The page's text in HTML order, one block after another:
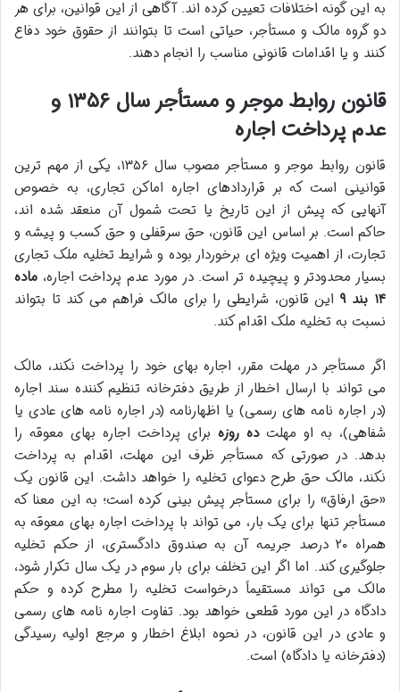
به این گونه اختلافات تعیین کرده اند. آگاهی از این قوانین، برای هر
دو گروه مالک و مستأجر، حیاتی است تا بتوانند از حقوق خود دفاع
کنند و یا اقدامات قانونی مناسب را انجام دهند.
قانون روابط موجر و مستأجر سال ۱۳۵۶ و
عدم پرداخت اجاره
قانون روابط موجر و مستأجر مصوب سال ۱۳۵۶، یکی از مهم ترین
قوانینی است که بر قراردادهای اجاره اماکن تجاری، به خصوص
آنهایی که پیش از این تاریخ یا تحت شمول آن منعقد شده اند،
حاکم است. بر اساس این قانون، حق سرقفلی و حق کسب و پیشه و
تجارت، از اهمیت ویژه ای برخوردار بوده و شرایط تخلیه ملک تجاری
بسیار محدودتر و پیچیده تر است. در مورد عدم پرداخت اجاره، ماده
۱۴ بند ۹
این قانون، شرایطی را برای مالک فراهم می کند تا بتواند
نسبت به تخلیه ملک اقدام کند.
اگر مستأجر در مهلت مقرر، اجاره بهای خود را پرداخت نکند، مالک
می تواند با ارسال اخطار از طریق دفترخانه تنظیم کننده سند اجاره
(در اجاره نامه های رسمی) یا اظهارنامه (در اجاره نامه های عادی یا
شفاهی)، به او مهلتده روزه برای پرداخت اجاره بهای معوقه را
بدهد. در صورتی که مستأجر ظرف این مهلت، اقدام به پرداخت
نکند، مالک حق طرح دعوای تخلیه را خواهد داشت. این قانون یک
«حق ارفاق» را برای مستأجر پیش بینی کرده است؛ به این معنا که
مستأجر تنها برای یک بار، می تواند با پرداخت اجاره بهای معوقه به
همراه ۲۰ درصد جریمه آن به صندوق دادگستری، از حکم تخلیه
جلوگیری کند. اما اگر این تخلف برای بار سوم در یک سال تکرار شود،
مالک می تواند مستقیماً درخواست تخلیه را مطرح کرده و حکم
دادگاه در این مورد قطعی خواهد بود. تفاوت اجاره نامه های رسمی
و عادی در این قانون، در نحوه ابلاغ اخطار و مرجع اولیه رسیدگی
(دفترخانه یا دادگاه) است.